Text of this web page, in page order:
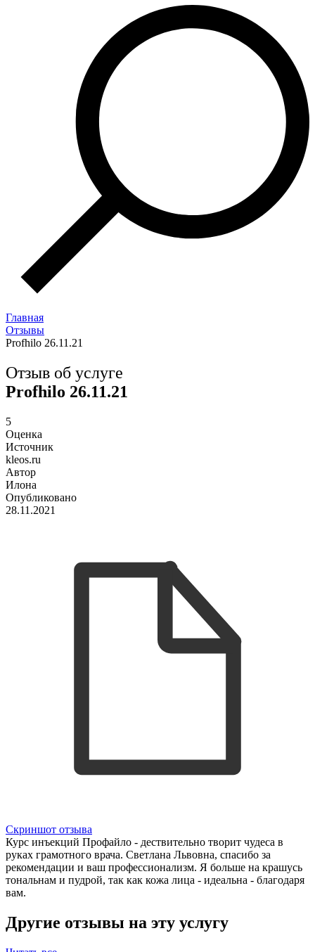
Главная
Отзывы
Profhilo 26.11.21
Отзыв об услуге
Profhilo 26.11.21
5
Оценка
Источник
kleos.ru
Автор
Илона
Опубликовано
28.11.2021
Скриншот отзыва
Курс инъекций Профайло - дествительно творит чудеса в
руках грамотного врача. Светлана Львовна, спасибо за
рекомендации и ваш профессионализм. Я больше на крашусь
тональнам и пудрой, так как кожа лица - идеальна - благодаря
вам.
Другие отзывы на эту услугу